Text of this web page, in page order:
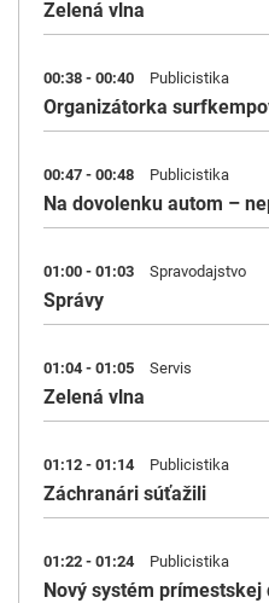
Zelená vlna
00:38 - 00:40 Publicistika
Organizátorka
00:47 - 00:48 Publicistika
Na dovolenku autom –
01:00 - 01:03 Spravodajstvo
Správy
01:04 - 01:05 Servis
Zelená vlna
01:12 - 01:14 Publicistika
Záchranári súťažili
01:22 - 01:24 Publicistika
Nový systém prímestskej